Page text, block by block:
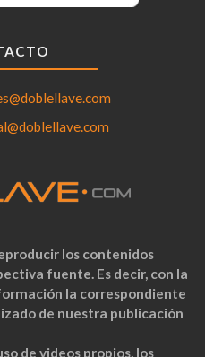
los contenidos
fuente. Es decir, con la
la correspondiente
de nuestra publicación
de videos propios, los